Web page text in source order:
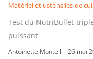
Matériel et ustensiles de
Test du NutriBullet
puissant
Antoinette Monteil 26 mai